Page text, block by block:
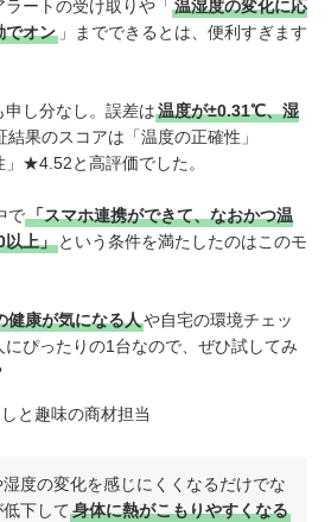
ートの受け取りや「 温湿度の変化に応
でオン 」までできるとは、便利すぎます
申し分なし。誤差は温度が±0.31℃、湿
結果のスコアは「温度の正確性」
★4.52と高評価でした。
で「スマホ連携ができて、なおかつ温
以上」 という条件を満たしたのはこのモ
健康が気になる人や自宅の環境チェッ
ぴったりの1台なので、ぜひ試してみ
と趣味の商材担当
度の変化を感じにくくなるだけでな
下して身体に熱がこもりやすくなる